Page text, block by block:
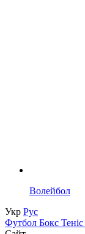
Волейбол
Укр Рус
Футбол Бокс Теніс